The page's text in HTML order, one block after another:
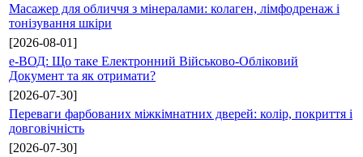
Масажер для обличчя з мінералами: колаген, лімфодренаж і
тонізування шкіри
[2026-08-01]
е-ВОД: Що таке Електронний Військово-Обліковий
Документ та як отримати?
[2026-07-30]
Переваги фарбованих міжкімнатних дверей: колір, покриття і
довговічність
[2026-07-30]